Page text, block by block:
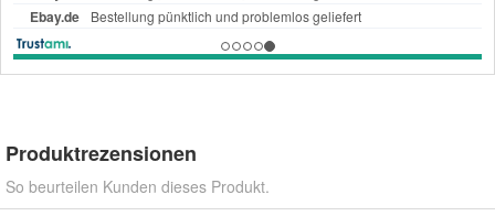
Produktrezensionen
So beurteilen Kunden dieses Produkt.